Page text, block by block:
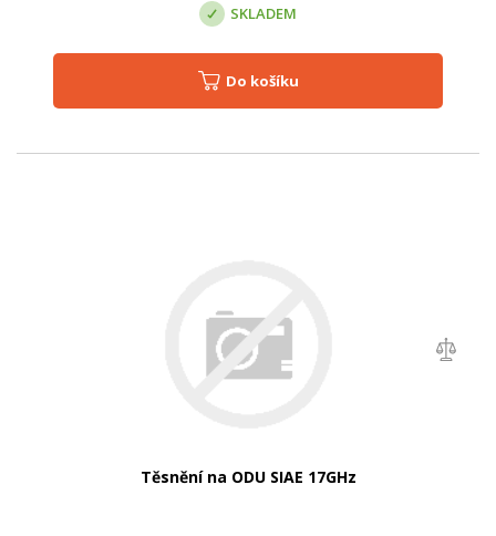
SKLADEM
Do košíku
Těsnění na ODU SIAE 17GHz